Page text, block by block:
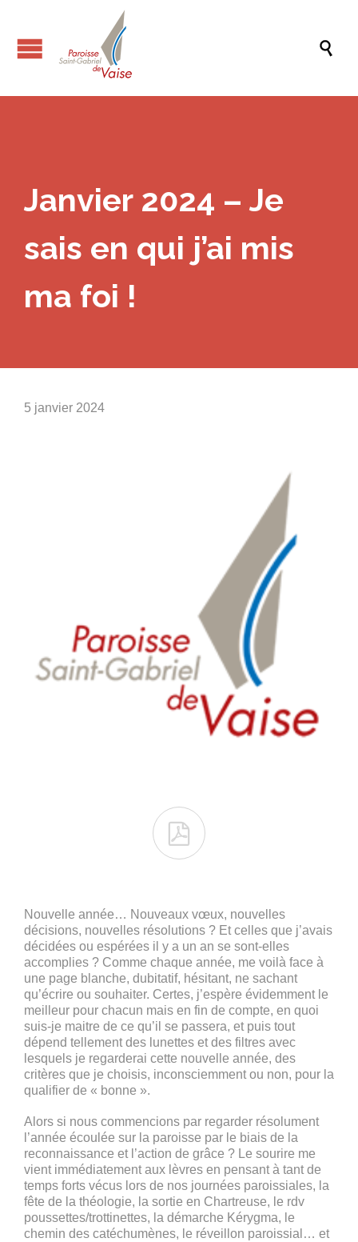

Janvier 2024 – Je
sais en qui j’ai mis
ma foi !
5 janvier 2024

Nouvelle année… Nouveaux vœux, nouvelles
décisions, nouvelles résolutions ? Et celles que j’avais
décidées ou espérées il y a un an se sont-elles
accomplies ? Comme chaque année, me voilà face à
une page blanche, dubitatif, hésitant, ne sachant
qu’écrire ou souhaiter. Certes, j’espère évidemment le
meilleur pour chacun mais en fin de compte, en quoi
suis-je maitre de ce qu’il se passera, et puis tout
dépend tellement des lunettes et des filtres avec
lesquels je regarderai cette nouvelle année, des
critères que je choisis, inconsciemment ou non, pour la
qualifier de « bonne ».
Alors si nous commencions par regarder résolument
l’année écoulée sur la paroisse par le biais de la
reconnaissance et l’action de grâce ? Le sourire me
vient immédiatement aux lèvres en pensant à tant de
temps forts vécus lors de nos journées paroissiales, la
fête de la théologie, la sortie en Chartreuse, le rdv
poussettes/trottinettes, la démarche Kérygma, le
chemin des catéchumènes, le réveillon paroissial… et